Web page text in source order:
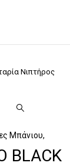
Νιπτήρος
Μπάνιου,
BLACK